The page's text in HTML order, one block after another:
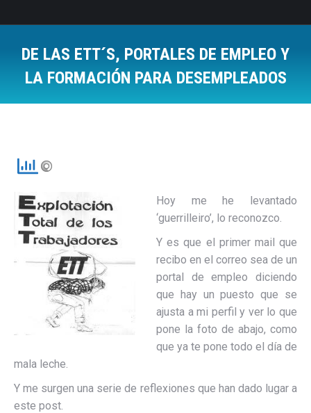
DE LAS ETT´S, PORTALES DE EMPLEO Y
LA FORMACIÓN PARA DESEMPLEADOS
Hoy me he levantado
‘guerrilleiro’, lo reconozco.
Y es que el primer mail que
recibo en el correo sea de un
portal de empleo diciendo
que hay un puesto que se
ajusta a mi perfil y ver lo que
pone la foto de abajo, como
que ya te pone todo el día de
mala leche.
Y me surgen una serie de reflexiones que han dado lugar a
este post.